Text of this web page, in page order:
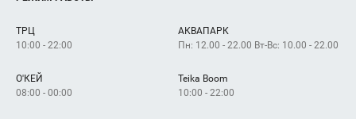
Как добраться
ТРЦ
10:00 - 22:00
АКВАПАРК
Пн: 12.00 - 22.00 Вт-Вс: 10.00 - 22.00
О'КЕЙ
08:00 - 00:00
Teika Boom
10:00 - 22:00